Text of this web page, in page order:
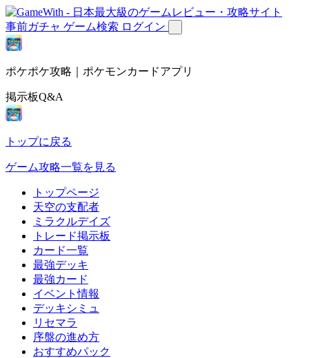
事前ガチャ ゲーム検索 ログイン
ポケポケ攻略｜ポケモンカードアプリ
掲示板Q&A
トップに戻る
ゲーム攻略一覧を見る
トップページ
天空の支配者
ミラクルデイズ
トレード掲示板
カード一覧
最強デッキ
最強カード
イベント情報
デッキシミュ
リセマラ
序盤の進め方
おすすめパック